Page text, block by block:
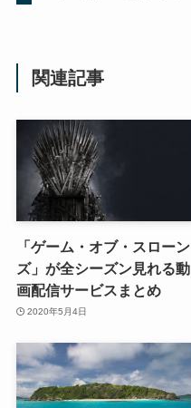
関連記事
「ゲーム・オブ・スローン
ズ」が全シーズン見れる動
画配信サービスまとめ
2020年5月4日